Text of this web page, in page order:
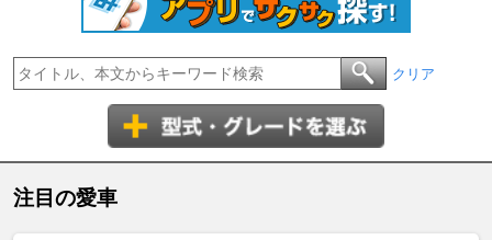
クリア
注目の愛車